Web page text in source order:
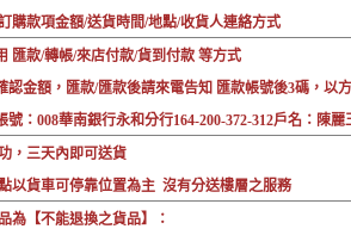
購款項金額/送貨時間/地點/收貨人連絡方式
匯款/轉帳/來店付款/貨到付款 等方式
認金額，匯款/匯款後請來電告知 匯款帳號後3碼，以
號：008華南銀行永和分行164-200-372-312戶名：陳麗
，三天內即可送貨
以貨車可停靠位置為主 沒有分送樓層之服務
為【不能退換之貨品】：